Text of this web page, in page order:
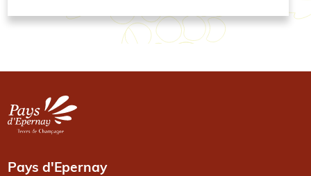
Image
Pays d'Epernay